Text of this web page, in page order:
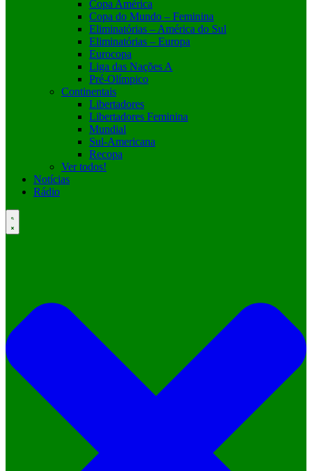
Copa América
Copa do Mundo – Feminina
Eliminatórias – América do Sul
Eliminatórias – Europa
Eurocopa
Liga das Nações A
Pré-Olímpico
Continentais
Libertadores
Libertadores Feminina
Mundial
Sul-Americana
Recopa
Ver todos!
Notícias
Rádio